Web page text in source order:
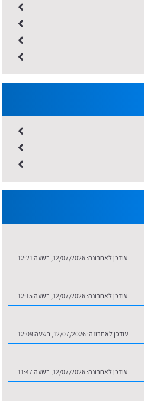
עודכן לאחרונה: 12/07/2026, בשעה 12:21
עודכן לאחרונה: 12/07/2026, בשעה 12:15
עודכן לאחרונה: 12/07/2026, בשעה 12:09
עודכן לאחרונה: 12/07/2026, בשעה 11:47